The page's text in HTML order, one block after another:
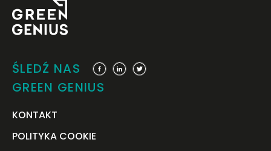
ŚLEDŹ NAS
GREEN GENIUS
KONTAKT
POLITYKA COOKIE